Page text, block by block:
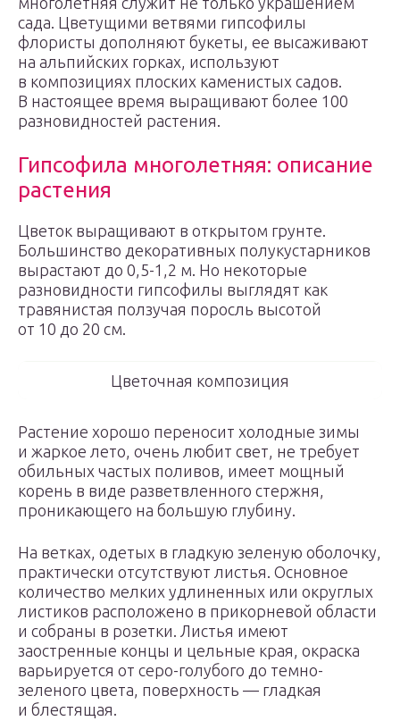
сада. Цветущими ветвями гипсофилы
флористы дополняют букеты, ее высаживают
на альпийских горках, используют
в композициях плоских каменистых садов.
В настоящее время выращивают более 100
разновидностей растения.
Гипсофила многолетняя: описание
растения
Цветок выращивают в открытом грунте.
Большинство декоративных полукустарников
вырастают до 0,5-1,2 м. Но некоторые
разновидности гипсофилы выглядят как
травянистая ползучая поросль высотой
от 10 до 20 см.
Цветочная композиция
Растение хорошо переносит холодные зимы
и жаркое лето, очень любит свет, не требует
обильных частых поливов, имеет мощный
корень в виде разветвленного стержня,
проникающего на большую глубину.
На ветках, одетых в гладкую зеленую оболочку,
практически отсутствуют листья. Основное
количество мелких удлиненных или округлых
листиков расположено в прикорневой области
и собраны в розетки. Листья имеют
заостренные концы и цельные края, окраска
варьируется от серо-голубого до темно-
зеленого цвета, поверхность — гладкая
и блестящая.